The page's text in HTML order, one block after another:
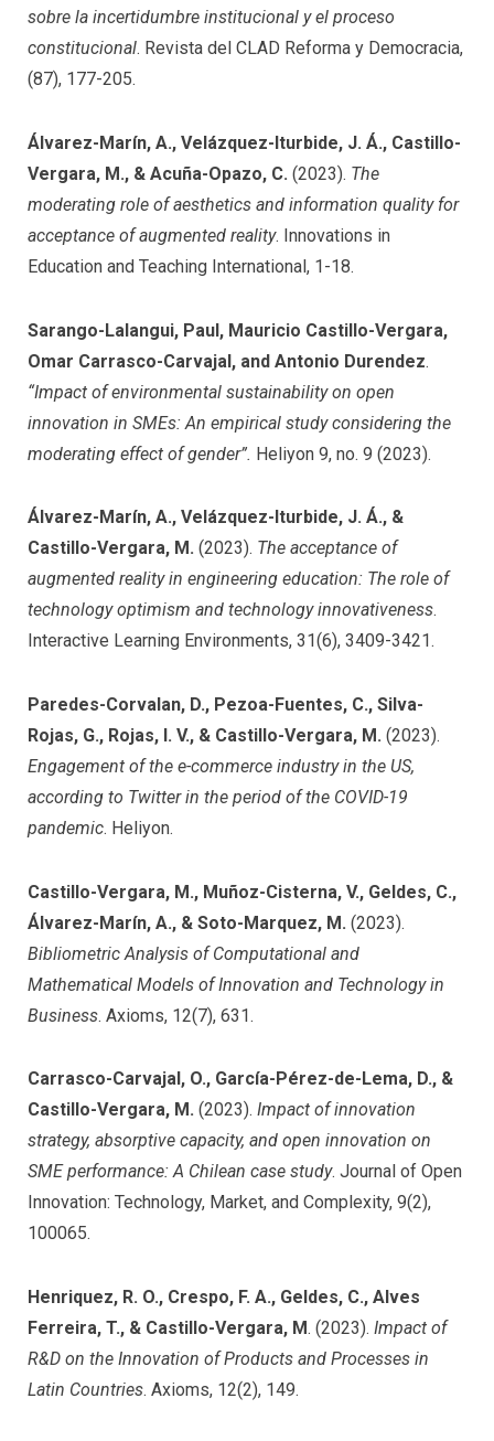
sobre la incertidumbre institucional y el proceso
constitucional. Revista del CLAD Reforma y Democracia,
(87), 177-205.
Álvarez-Marín, A., Velázquez-Iturbide, J. Á., Castillo-
Vergara, M., & Acuña-Opazo, C. (2023). The
moderating role of aesthetics and information quality for
acceptance of augmented reality. Innovations in
Education and Teaching International, 1-18.
Sarango-Lalangui, Paul, Mauricio Castillo-Vergara,
Omar Carrasco-Carvajal, and Antonio Durendez.
“Impact of environmental sustainability on open
innovation in SMEs: An empirical study considering the
moderating effect of gender”. Heliyon 9, no. 9 (2023).
Álvarez-Marín, A., Velázquez-Iturbide, J. Á., &
Castillo-Vergara, M. (2023). The acceptance of
augmented reality in engineering education: The role of
technology optimism and technology innovativeness.
Interactive Learning Environments, 31(6), 3409-3421.
Paredes-Corvalan, D., Pezoa-Fuentes, C., Silva-
Rojas, G., Rojas, I. V., & Castillo-Vergara, M. (2023).
Engagement of the e-commerce industry in the US,
according to Twitter in the period of the COVID-19
pandemic. Heliyon.
Castillo-Vergara, M., Muñoz-Cisterna, V., Geldes, C.,
Álvarez-Marín, A., & Soto-Marquez, M. (2023).
Bibliometric Analysis of Computational and
Mathematical Models of Innovation and Technology in
Business. Axioms, 12(7), 631.
Carrasco-Carvajal, O., García-Pérez-de-Lema, D., &
Castillo-Vergara, M. (2023). Impact of innovation
strategy, absorptive capacity, and open innovation on
SME performance: A Chilean case study. Journal of Open
Innovation: Technology, Market, and Complexity, 9(2),
100065.
Henriquez, R. O., Crespo, F. A., Geldes, C., Alves
Ferreira, T., & Castillo-Vergara, M. (2023). Impact of
R&D on the Innovation of Products and Processes in
Latin Countries. Axioms, 12(2), 149.